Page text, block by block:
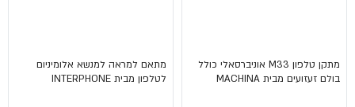
מתקן טלפון M33 אוניברסאלי כולל
בולם זעזועים מבית MACHINA
מתאם למראה למנשא אלומיניום
לטלפון מבית INTERPHONE